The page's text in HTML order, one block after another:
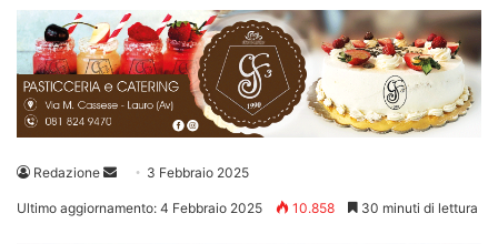
Redazione
Invia 3 Febbraio 2025
Ultimo aggiornamento: 4 Febbraio 2025 10.858 30 minuti di lettura